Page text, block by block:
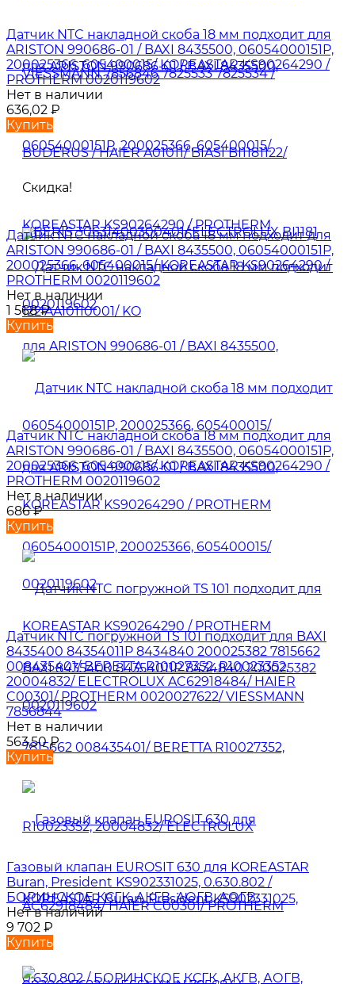
Датчик NTC накладной скоба 18 мм подходит для
ARISTON 990686-01 / BAXI 8435500, 06054000151P,
200025366, 605400015/ KOREASTAR KS90264290 /
PROTHERM 0020119602
Нет в наличии
636,02 ₽
Купить
Скидка!
Датчик NTC накладной скоба 18 мм подходит для
ARISTON 990686-01 / BAXI 8435500, 06054000151P,
200025366, 605400015/ KOREASTAR KS90264290 /
PROTHERM 0020119602
Нет в наличии
1 568₽
Купить
Датчик NTC накладной скоба 18 мм подходит для
ARISTON 990686-01 / BAXI 8435500, 06054000151P,
200025366, 605400015/ KOREASTAR KS90264290 /
PROTHERM 0020119602
Нет в наличии
686₽
Купить
Датчик NTC погружной TS 101 подходит для BAXI
8435400 84354011P 8434840 200025382 7815662
008435401/ BERETTA R10027352, R10023352,
20004832/ ELECTROLUX AC62918484/ HAIER
C00301/ PROTHERM 0020027622/ VIESSMANN
7856844
Нет в наличии
563,50₽
Купить
Газовый клапан EUROSIT 630 для KOREASTAR
Buran, President KS902331025, 0.630.802 /
БОРИНСКОЕ КСГК, АКГВ, АОГВ, АОГВ
Нет в наличии
9 702 ₽
Купить